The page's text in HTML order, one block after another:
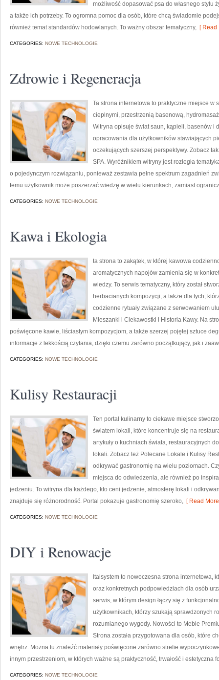
możliwość dopasować psa do własnego stylu
a także ich potrzeby. To ogromna pomoc dla osób, które chcą świadomie
również temat standardów hodowlanych. To ważny obszar tematyczny, [ Read
CATEGORIES: NOWE TECHNOLOGIE
Zdrowie i Regeneracja
Ta strona internetowa to praktyczne miejsce
cieplnymi, przestrzenią basenową,
Witryna opisuje świat saun, kąpieli, basenów i
opracowania dla użytkowników stawiających
oczekujących szerszej perspektywy. Zobacz
SPA. Wyróżnikiem witryny jest rozległa
o pojedynczym rozwiązaniu, ponieważ zestawia pełne spektrum zagadnień
temu użytkownik może poszerzać wiedzę w wielu kierunkach, zamiast
CATEGORIES: NOWE TECHNOLOGIE
Kawa i Ekologia
ta strona to zakątek, w której kawowa
aromatycznych napojów zamienia się w
wiedzy. To serwis tematyczny, który został
herbacianych kompozycji, a także dla tych,
codzienne rytuały związane z serwowaniem
Mieszanki i Ciekawostki i Historia Kawy. Na
poświęcone kawie, liściastym kompozycjom, a także szerzej pojętej sztuce
informacje z lekkością czytania, dzięki czemu zarówno początkujący, jak i
CATEGORIES: NOWE TECHNOLOGIE
Kulisy Restauracji
Ten portal kulinarny to ciekawe miejsce
światem lokali, które koncentruje się na
artykuły o kuchniach świata, restauracyjnych
lokali. Zobacz też Polecane Lokale i Kulisy
odkrywać gastronomię na wielu poziomach.
miejsca do odwiedzenia, ale również po
jedzeniu. To witryna dla każdego, kto ceni jedzenie, atmosferę lokali i
znajduje się różnorodność. Portal pokazuje gastronomię szeroko, [ Read
CATEGORIES: NOWE TECHNOLOGIE
DIY i Renowacje
Italsystem to nowoczesna strona internetowa,
oraz konkretnych podpowiedziach dla osób
serwis, w którym design łączy się z
użytkownikach, którzy szukają sprawdzonych
rozumianego wygody. Nowości to Meble
Strona została przygotowana dla osób, które
wnętrz. Można tu znaleźć materiały poświęcone zarówno strefie
innym przestrzeniom, w których ważne są praktyczność, trwałość i estetyczna
CATEGORIES: NOWE TECHNOLOGIE